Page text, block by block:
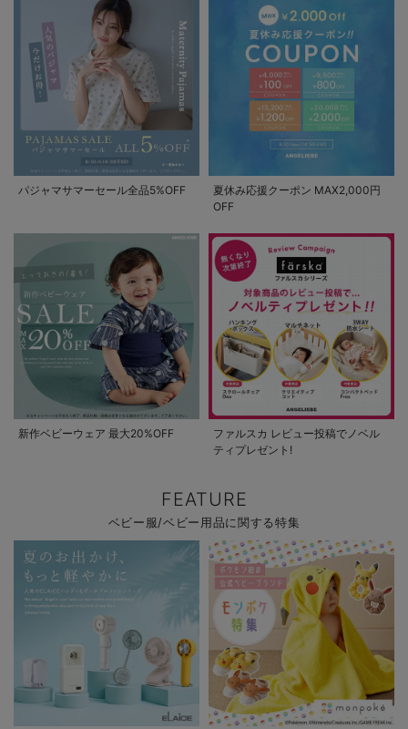
パジャマサマーセール全品5%OFF
夏休み応援クーポン MAX2,000円
OFF
新作ベビーウェア 最大20%OFF
ファルスカ レビュー投稿でノベル
ティプレゼント!
FEATURE
ベビー服/ベビー用品に関する特集